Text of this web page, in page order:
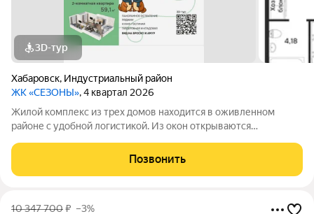
3D-тур
Хабаровск, Индустриальный район
ЖК «СЕЗОНЫ», 4 квартал 2026
Жилой комплекс из трех домов находится в оживленном
районе с удобной логистикой. Из окон открываются
районе уже есть все, что обеспечивает комфорт и помогает
жить с удовольствием. При этом, нам
Позвонить
10 347 700₽ –3%